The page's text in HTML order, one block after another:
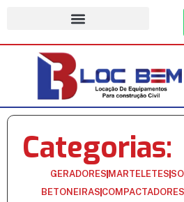
Categorias:
GERADORES MARTELETES
BETONEIRAS COMPACTADORES